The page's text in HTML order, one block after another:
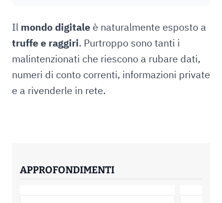
Il mondo digitale è naturalmente esposto a
truffe e raggiri. Purtroppo sono tanti i
malintenzionati che riescono a rubare dati,
numeri di conto correnti, informazioni private
e a rivenderle in rete.
APPROFONDIMENTI